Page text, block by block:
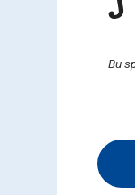
Bu